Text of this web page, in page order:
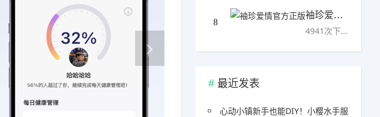
8
袖珍爱情官方正版
4941次下载
最近发表
心动小镇新手也能DIY！小樱水手服